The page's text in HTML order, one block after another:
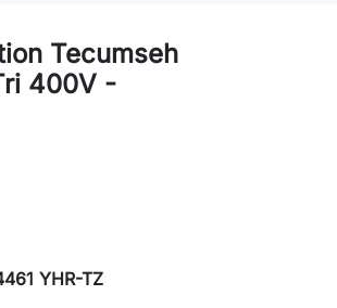
Tecumseh
400V -
YHR-TZ